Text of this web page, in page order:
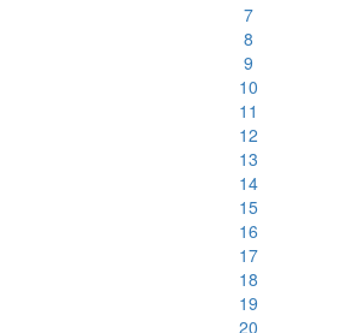
7
8
9
10
11
12
13
14
15
16
17
18
19
20